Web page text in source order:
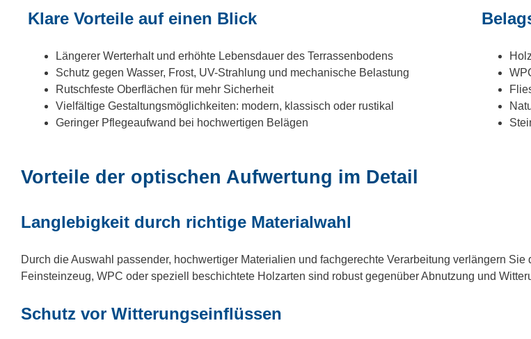
Klare Vorteile auf einen Blick
Längerer Werterhalt und erhöhte Lebensdauer des Terrassenbodens
Schutz gegen Wasser, Frost, UV-Strahlung und mechanische Belastung
Rutschfeste Oberflächen für mehr Sicherheit
Vielfältige Gestaltungsmöglichkeiten: modern, klassisch oder rustikal
Geringer Pflegeaufwand bei hochwertigen Belägen
Vorteile der optischen Aufwertung im Detail
Langlebigkeit durch richtige Materialwahl
Durch die Auswahl passender, hochwertiger Materialien und fachgerechte Verarbeitung verlängern
Feinsteinzeug, WPC oder speziell beschichtete Holzarten sind robust gegenüber Abnutzung und
Schutz vor Witterungseinflüssen